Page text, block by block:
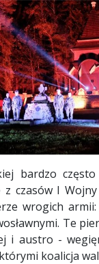
bardzo
czasów I
wrogich armii:
Te
i austro -
koalicja